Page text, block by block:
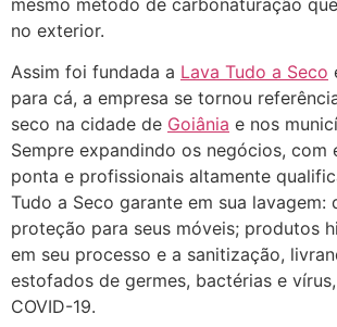
mesmo método de carbonaturação
no exterior.
Assim foi fundada a Lava Tudo a Seco
para cá, a empresa se tornou
seco na cidade de Goiânia e nos
Sempre expandindo os negócios, com
ponta e profissionais altamente
Tudo a Seco garante em sua lavagem:
proteção para seus móveis; produtos
em seu processo e a sanitização,
estofados de germes, bactérias e
COVID-19.